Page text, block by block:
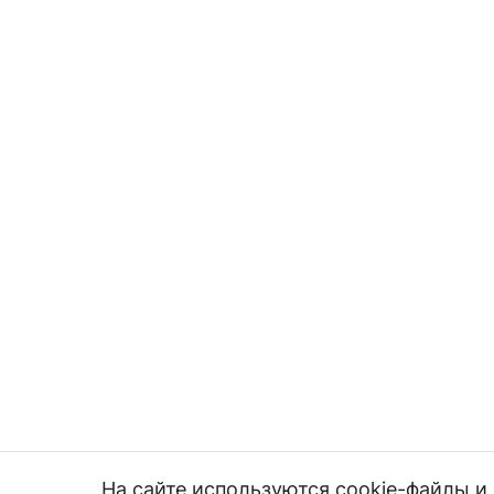
На сайте используются cookie-файлы